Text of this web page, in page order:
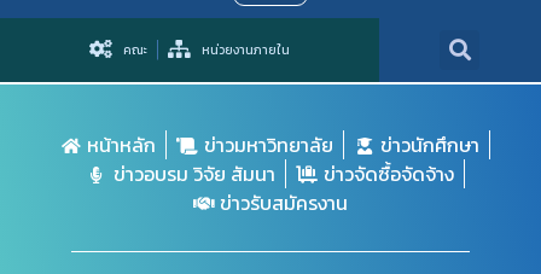
คณะ หน่วยงานภายใน
หน้าหลัก ข่าวมหาวิทยาลัย
ข่าวนักศึกษา
ข่าวอบรม วิจัย สัมนา
ข่าวจัดซื้อจัดจ้าง
ข่าวรับสมัครงาน